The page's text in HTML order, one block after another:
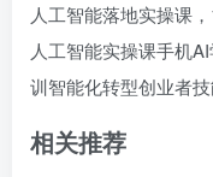
人工智能落地实操课
人工智能实操课手机AI
训智能化转型创业者
相关推荐